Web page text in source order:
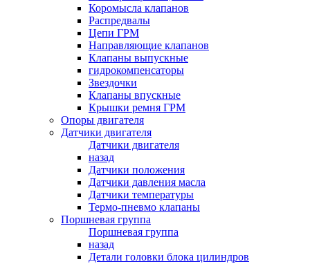
Коромысла клапанов
Распредвалы
Цепи ГРМ
Направляющие клапанов
Клапаны выпускные
гидрокомпенсаторы
Звездочки
Клапаны впускные
Крышки ремня ГРМ
Опоры двигателя
Датчики двигателя
Датчики двигателя
назад
Датчики положения
Датчики давления масла
Датчики температуры
Термо-пневмо клапаны
Поршневая группа
Поршневая группа
назад
Детали головки блока цилиндров